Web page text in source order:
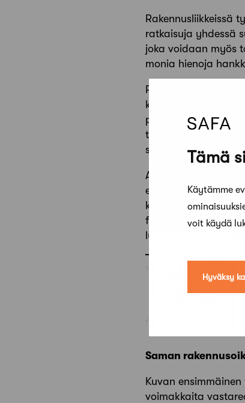
Tämä
Käytämme
voit käydä
Hyväksy
Rakennusliikkeissä
ratkaisuja yhdessä
joka voidaan myös
monia hienoja
Rakennusliikkeissä
kehitystoiminnan
pioneeritason
tutkimukset
sekä
Arkkitehtikunnan
enemmän.
kaavoitukseen.
fasilitoijia, sitä
luoda erilaisia
Saman
Kuvan
voimakkaita